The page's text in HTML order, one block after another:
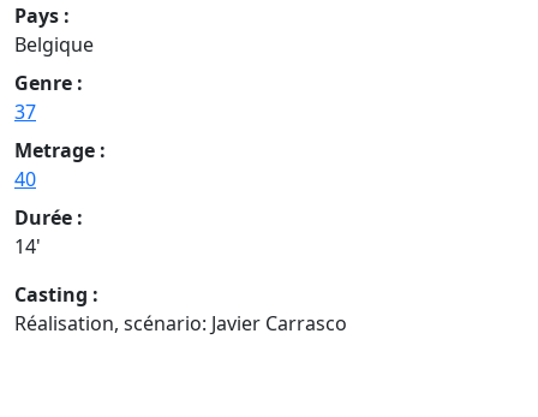
Pays :
Belgique
Genre :
37
Metrage :
40
Durée :
14'
Casting :
Réalisation, scénario: Javier Carrasco